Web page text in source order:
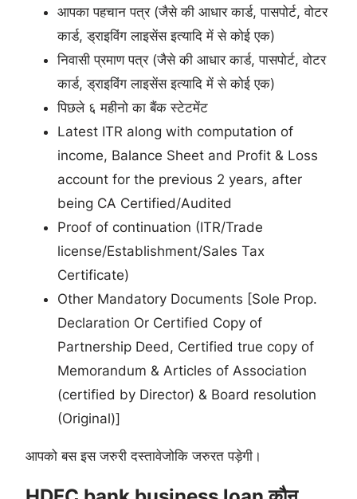
आपका पहचान पत्र (जैसे की आधार कार्ड, पासपोर्ट, वोटर
कार्ड, ड्राइविंग लाइसेंस इत्यादि में से कोई एक)
निवासी प्रमाण पत्र (जैसे की आधार कार्ड, पासपोर्ट, वोटर
कार्ड, ड्राइविंग लाइसेंस इत्यादि में से कोई एक)
पिछले ६ महीनो का बैंक स्टेटमेंट
Latest ITR along with computation of
income, Balance Sheet and Profit & Loss
account for the previous 2 years, after
being CA Certified/Audited
Proof of continuation (ITR/Trade
license/Establishment/Sales Tax
Certificate)
Other Mandatory Documents [Sole Prop.
Declaration Or Certified Copy of
Partnership Deed, Certified true copy of
Memorandum & Articles of Association
(certified by Director) & Board resolution
(Original)]
आपको बस इस जरुरी दस्तावेजोकि जरुरत पड़ेगी।